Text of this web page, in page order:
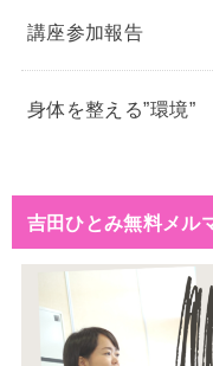
講座参加報告
身体を整える”環境”
吉田ひとみ無料メ